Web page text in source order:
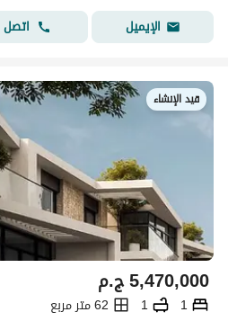
الإيميل
اتصل
قيد الإنشاء
ج.م5,470,000
1
1
62 متر مربع